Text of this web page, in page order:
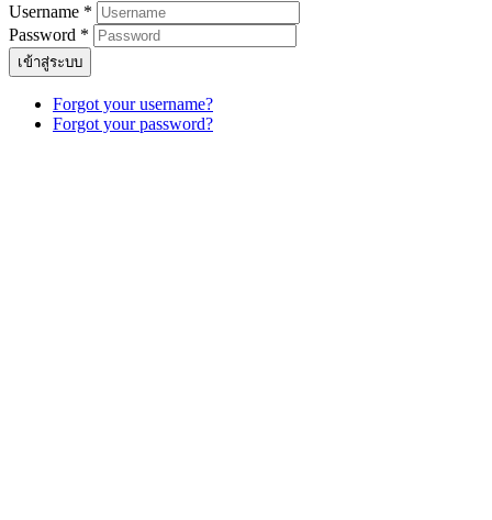
Username *
Password *
เข้าสู่ระบบ
Forgot your username?
Forgot your password?